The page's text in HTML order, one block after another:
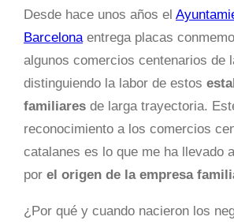
Desde hace unos años el
Barcelona entrega placas
algunos comercios centenarios de
distinguiendo la labor de estos
familiares de larga trayectoria.
reconocimiento a los comercios
catalanes es lo que me ha llevado
por el origen de la empresa
¿Por qué y cuando nacieron los